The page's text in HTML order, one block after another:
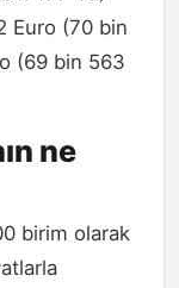
Euro (70 bin
(69 bin 563
ne
birim olarak